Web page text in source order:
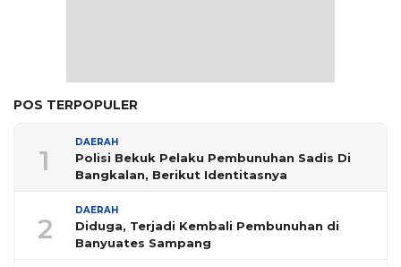
POS TERPOPULER
1
DAERAH
Polisi Bekuk Pelaku Pembunuhan Sadis Di
Bangkalan, Berikut Identitasnya
2
DAERAH
Diduga, Terjadi Kembali Pembunuhan di
Banyuates Sampang